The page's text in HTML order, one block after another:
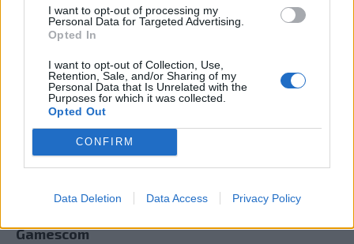
I want to opt-out of processing my
Personal Data for Targeted Advertising.
Opted In
I want to opt-out of Collection, Use,
Retention, Sale, and/or Sharing of my
Personal Data that Is Unrelated with the
Purposes for which it was collected.
Opted Out
CONFIRM
Data Deletion Data Access Privacy Policy
Ο Geralt επιστρέφει! Πρώτη παρουσίαση του
Gamescom